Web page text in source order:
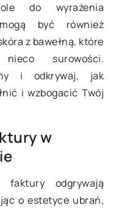
do wyrażenia
być również
z bawełną, które
surowości.
i odkrywaj, jak
i wzbogacić Twój
w
odgrywają
o estetyce ubrań,